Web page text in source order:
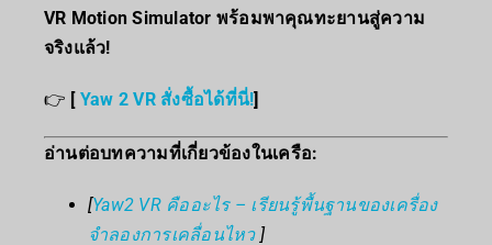
VR Motion Simulator พร้อมพาคุณทะยานสู่ความ
จริงแล้ว!
👉 [ Yaw 2 VR สั่งซื้อได้ที่นี่!]
อ่านต่อบทความที่เกี่ยวข้องในเครือ:
[Yaw2 VR คืออะไร – เรียนรู้พื้นฐานของเครื่อง
จำลองการเคลื่อนไหว]